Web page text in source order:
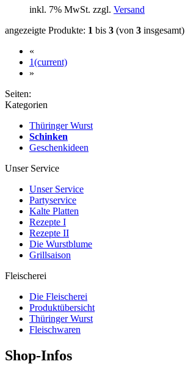
inkl. 7% MwSt. zzgl. Versand
angezeigte Produkte: 1 bis 3 (von 3 insgesamt)
«
1(current)
»
Seiten:
Kategorien
Thüringer Wurst
Schinken
Geschenkideen
Unser Service
Unser Service
Partyservice
Kalte Platten
Rezepte I
Rezepte II
Die Wurstblume
Grillsaison
Fleischerei
Die Fleischerei
Produktübersicht
Thüringer Wurst
Fleischwaren
Shop-Infos